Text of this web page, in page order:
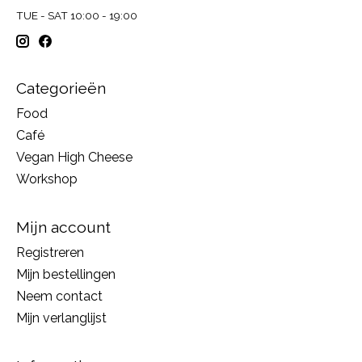
TUE - SAT 10:00 - 19:00
Categorieën
Food
Café
Vegan High Cheese
Workshop
Mijn account
Registreren
Mijn bestellingen
Neem contact
Mijn verlanglijst